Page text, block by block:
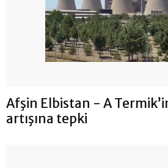
Afşin Elbistan - A
artışına tepki